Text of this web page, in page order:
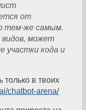
от
тем-же самым.
может
участки кода и
в твоих
chatbot-arena/